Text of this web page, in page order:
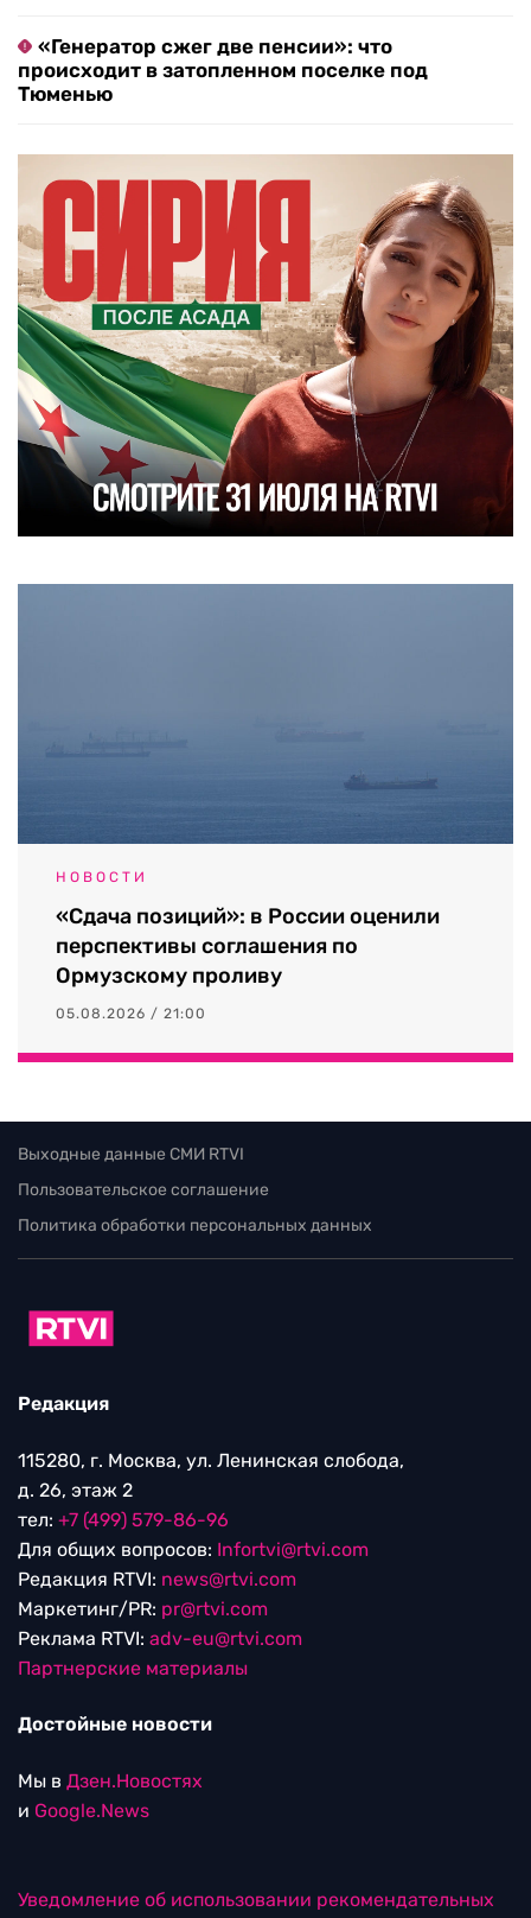
«Генератор сжег две пенсии»: что
происходит в затопленном поселке под
Тюменью
НОВОСТИ
«Сдача позиций»: в России оценили
перспективы соглашения по
Ормузскому проливу
05.08.2026 / 21:00
Выходные данные СМИ RTVI
Пользовательское соглашение
Политика обработки персональных данных
Редакция
115280, г. Москва, ул. Ленинская слобода,
д. 26, этаж 2
тел: +7 (499) 579-86-96
Для общих вопросов: Infortvi@rtvi.com
Редакция RTVI: news@rtvi.com
Маркетинг/PR: pr@rtvi.com
Реклама RTVI: adv-eu@rtvi.com
Партнерские материалы
Достойные новости
Мы в Дзен.Новостях
и Google.News
Уведомление об использовании рекомендательных